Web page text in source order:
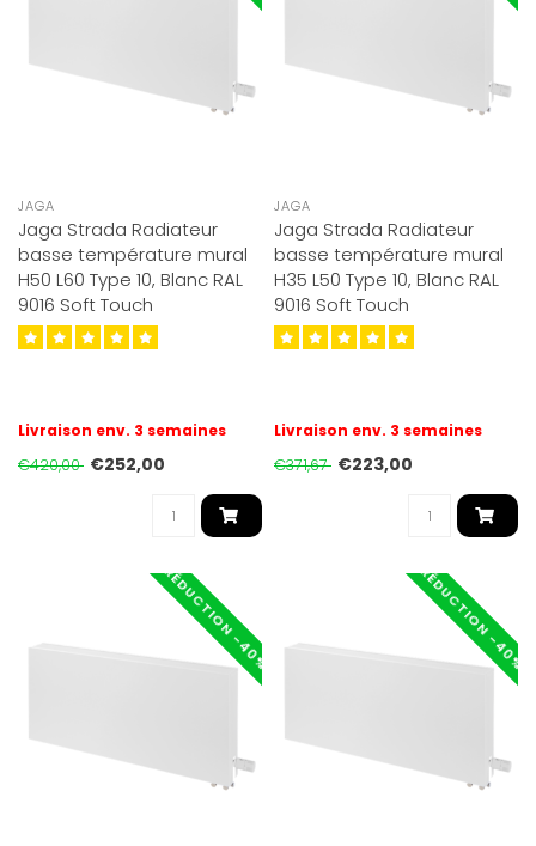
JAGA
Jaga Strada Radiateur
basse température mural
H50 L60 Type 10, Blanc RAL
9016 Soft Touch
Livraison env. 3 semaines
€420,00 €252,00
JAGA
Jaga Strada Radiateur
basse température mural
H35 L50 Type 10, Blanc RAL
9016 Soft Touch
Livraison env. 3 semaines
€371,67 €223,00
RÉDUCTION -40% RÉDUCTION -40%